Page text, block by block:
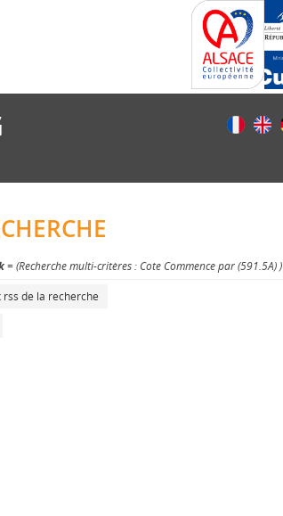
= (Recherche multi-critères : Cote Commence par (591.5A) )
de la recherche